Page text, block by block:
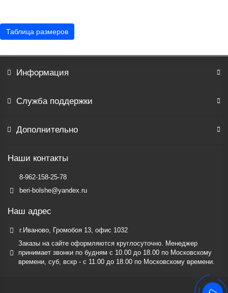
Таблица размеров
Информация
Служба поддержки
Дополнительно
Наши контакты
8-962-158-25-78
beri-bolshe@yandex.ru
Наш адрес
г.Иваново, Громобоя 13, офис 1032
Заказы на сайте оформляются круглосуточно. Менеджер
принимает звонки по будням c 10.00 до 18.00 по Московскому
времени, суб, вскр - с 11.00 до 18.00 по Московскому времени.